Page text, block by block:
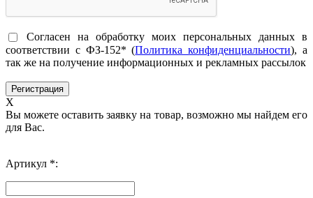
Согласен на обработку моих персональных данных в
соответствии с ФЗ-152* (Политика конфиденциальности), а
так же на получение информационных и рекламных рассылок
X
Вы можете оставить заявку на товар, возможно мы найдем его
для Вас.
Артикул *: